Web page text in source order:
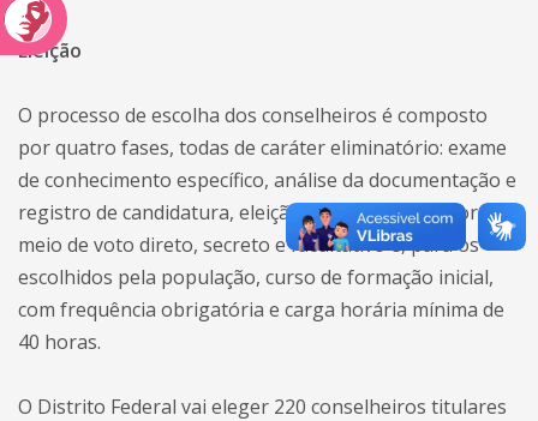
Eleição
O processo de escolha dos conselheiros é composto
por quatro fases, todas de caráter eliminatório: exame
de conhecimento específico, análise da documentação e
registro de candidatura, eleição dos candidatos por
meio de voto direto, secreto e facultativo e, para os
escolhidos pela população, curso de formação inicial,
com frequência obrigatória e carga horária mínima de
40 horas.
O Distrito Federal vai eleger 220 conselheiros titulares